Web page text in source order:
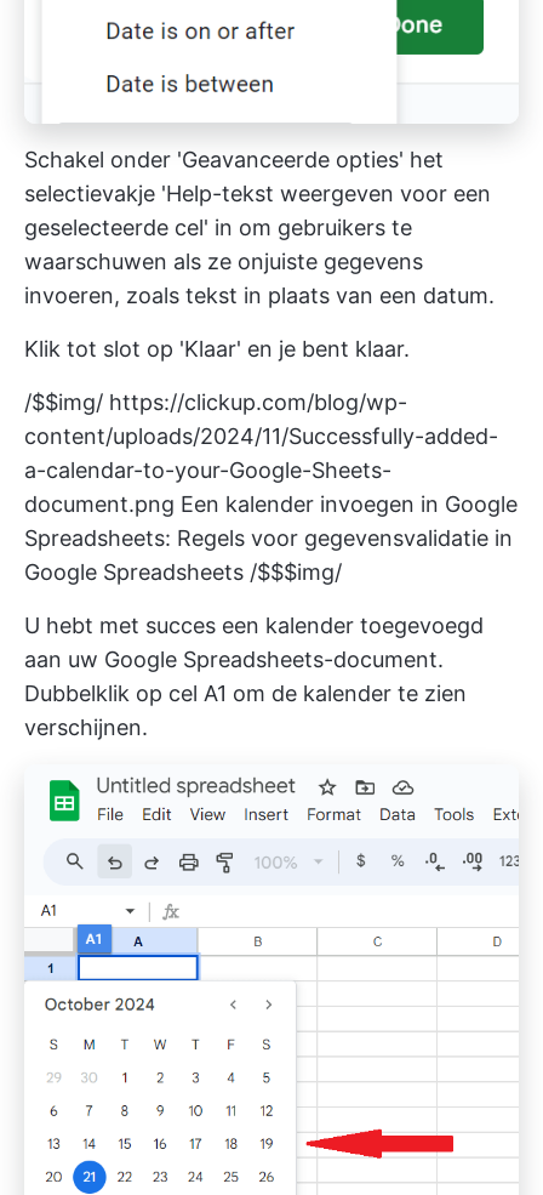
Schakel onder 'Geavanceerde opties' het
selectievakje 'Help-tekst weergeven voor een
geselecteerde cel' in om gebruikers te
waarschuwen als ze onjuiste gegevens
invoeren, zoals tekst in plaats van een datum.
Klik tot slot op 'Klaar' en je bent klaar.
/$$img/ https://clickup.com/blog/wp-
content/uploads/2024/11/Successfully-added-
a-calendar-to-your-Google-Sheets-
document.png Een kalender invoegen in Google
Spreadsheets: Regels voor gegevensvalidatie in
Google Spreadsheets /$$$img/
U hebt met succes een kalender toegevoegd
aan uw Google Spreadsheets-document.
Dubbelklik op cel A1 om de kalender te zien
verschijnen.